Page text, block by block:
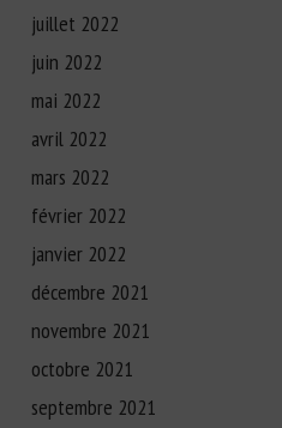
juillet 2022
juin 2022
mai 2022
avril 2022
mars 2022
février 2022
janvier 2022
décembre 2021
novembre 2021
octobre 2021
septembre 2021